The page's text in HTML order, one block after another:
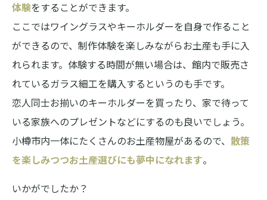
体験をすることができます。
ここではワイングラスやキーホルダーを自身で作ること
ができるので、制作体験を楽しみながらお土産も手に入
れられます。体験する時間が無い場合は、館内で販売さ
れているガラス細工を購入するというのも手です。
恋人同士お揃いのキーホルダーを買ったり、家で待って
いる家族へのプレゼントなどにするのも良いでしょう。
小樽市内一体にたくさんのお土産物屋があるので、 散策
を楽しみつつお土産選びにも夢中になれます。
いかがでしたか？